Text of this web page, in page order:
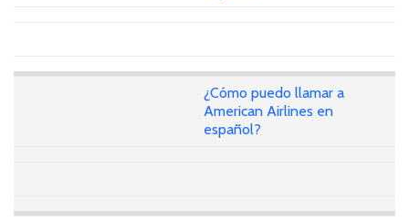
¿Cómo puedo llamar a
American Airlines en
español?